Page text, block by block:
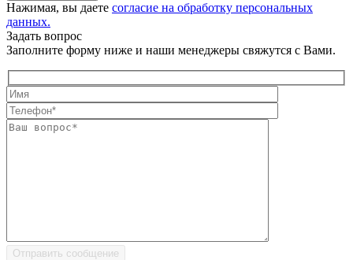
Нажимая, вы даете согласие на обработку персональных
данных.
Задать вопрос
Заполните форму ниже и наши менеджеры свяжутся с Вами.
Отправить сообщение